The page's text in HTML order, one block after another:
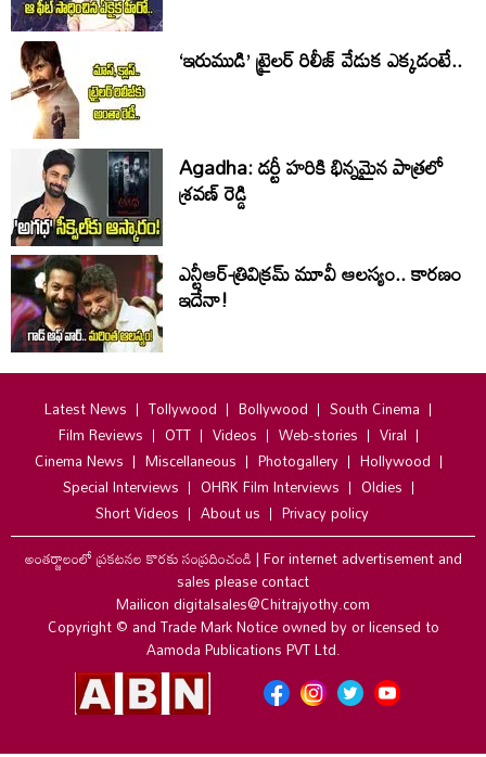
‘ఇరుముడి’ ట్రైలర్ రిలీజ్ వేడుక ఎక్కడంటే..
Agadha: డర్టీ హరికి భిన్నమైన పాత్రలో
శ్రవణ్‌ రెడ్డి
ఎన్టీఆర్-త్రివిక్రమ్ మూవీ ఆలస్యం.. కారణం
ఇదేనా!
Latest News Tollywood Bollywood
South Cinema
Film Reviews
OTT Videos Web-stories
Viral
Cinema News
Miscellaneous Photogallery
Hollywood
Special Interviews
OHRK Film Interviews
Oldies
Short Videos
About us
Privacy policy
అంతర్జాలంలో ప్రకటనల కొరకు సంప్రదించండి|For internet advertisement and
sales please contact
Mailicon digitalsales@Chitrajyothy.com
Copyright © and Trade Mark Notice owned by or licensed to
Aamoda Publications PVT Ltd.